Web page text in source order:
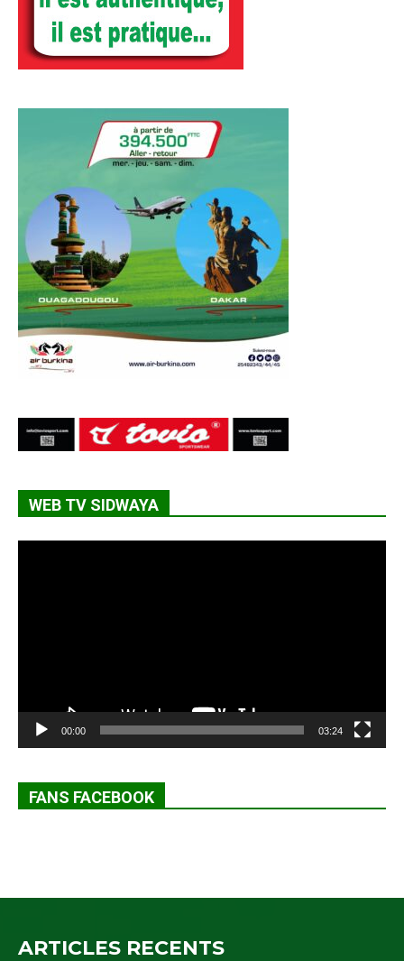
WEB TV SIDWAYA
00:00 03:24
FANS FACEBOOK
ARTICLES RECENTS